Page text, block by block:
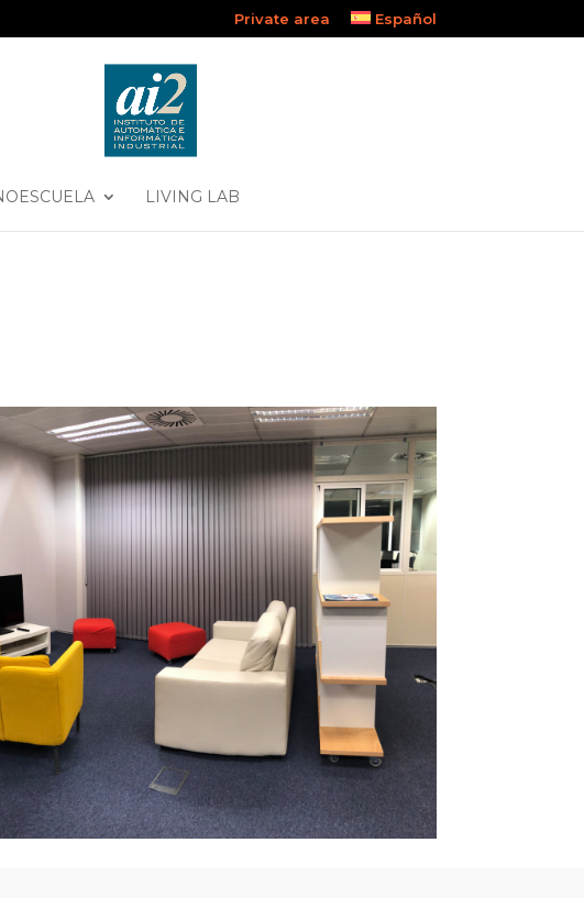
Private area Español
LIVING LAB